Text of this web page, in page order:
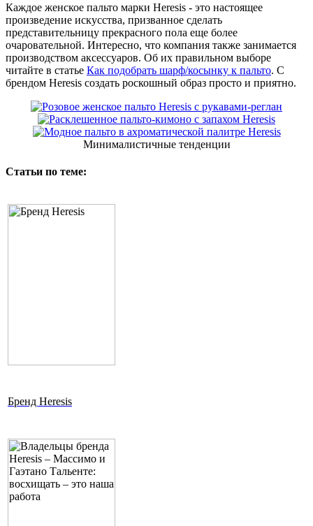
Каждое женское пальто марки Heresis - это настоящее
произведение искусства, призванное сделать
представительницу прекрасного пола еще более
очаровательной. Интересно, что компания также занимается
производством аксессуаров. Об их правильном выборе
читайте в статье Как подобрать шарф/косынку к пальто. С
брендом Heresis создать роскошный образ просто и приятно.
Минималистичные тенденции
Статьи по теме:
Бренд Heresis